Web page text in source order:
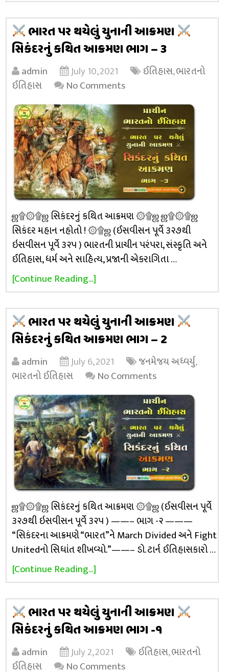
ભારત પર થયેલું યુનાની આક્રમણ
સિકંદરનું કથિત આક્રમણ ભાગ – 3
admin July 10, 2021 ઈતિહાસ,ભારતનો
ઈતિહાસ
No Comments
ஜ۩۞۩ஜ સિકંદરનું કથિત આક્રમણ ۞۩ஜ ஜ۩۞۩ஜ
સિકંદર મહાન નહોતો ! ۞۩ஜ (ઈસવીસન પૂર્વે ૩૨૭થી
ઇસવીસન પૂર્વે ૩૨૫ ) ભારતની પ્રાચીન પરંપરા, સંસ્કૃતિ અને
ઈતિહાસ, ધર્મ અને સાહિત્ય, પ્રજાની એકરાગિતા …
[Continue Reading...]
ભારત પર થયેલું યુનાની આક્રમણ
સિકંદરનું કથિત આક્રમણ ભાગ – 2
admin July 6, 2021 જનમેજય અધ્વર્યુ,
ભારતનો ઈતિહાસ
No Comments
ஜ۩۞۩ஜ સિકંદરનું કથિત આક્રમણ ۞۩ஜ (ઈસવીસન પૂર્વે
૩૨૭થી ઇસવીસન પૂર્વે ૩૨૫ ) ——– ભાગ -૨ ———
“સિકંદરના આક્રમણે “ભારત”ને March Divided અને Fight
Unitedનો સિધાંત શીખવ્યો.”——– ડો. ટાર્ન ઈતિહાસકારો …
[Continue Reading...]
ભારત પર થયેલું યુનાની આક્રમણ
સિકંદરનું કથિત આક્રમણ ભાગ -૧
admin July 2, 2021 ઈતિહાસ,ભારતનો
ઈતિહાસ
No Comments